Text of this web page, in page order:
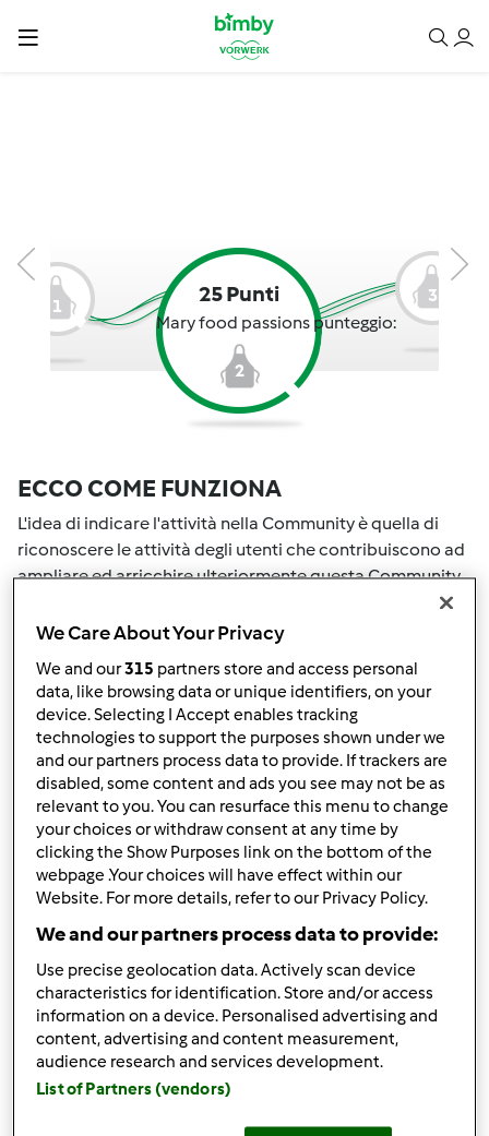
1 25 Punti
Mary food passions punteggio:
2
3
ECCO COME FUNZIONA
L'idea di indicare l'attività nella Community è quella di
riconoscere le attività degli utenti che contribuiscono ad
ampliare ed arricchire ulteriormente questa Community.
ricompensate con dei punti. Con il raggiungimento di
successivo. Il numero all'interno del grembiule accanto al
tuo nome Utente indicherà il tuo grado attuale.
COME PUOI OTTENERE PUNTI PER LA
TUA ATTIVITA'
Eseguendo una delle azioni elencate di seguito è possibile
raccogliere punti. Questi punti si sommeranno alla tuo
punteggio attuale nella Community. Controlla la scala di
ti servono per passare al grado successivo.
+50
Punti
Vincitore di un contest
+10
Punti
Creare 1 ricetta (tutti i campi= 10 p. Solo i
campi obbligatori=5 p.)
We Care About Your Privacy
We and our315 partners store and access personal
data, like browsing data or unique identifiers, on your
device. Selecting I Accept enables tracking
technologies to support the purposes shown under we
and our partners process data to provide. If trackers are
disabled, some content and ads you see may not be as
relevant to you. You can resurface this menu to change
your choices or withdraw consent at any time by
clicking the Show Purposes link on the bottom of the
webpage .Your choices will have effect within our
Website. For more details, refer to our Privacy Policy.
We and our partners process data to provide:
Use precise geolocation data. Actively scan device
characteristics for identification. Store and/or access
information on a device. Personalised advertising and
content, advertising and content measurement,
audience research and services development.
List of Partners (vendors)